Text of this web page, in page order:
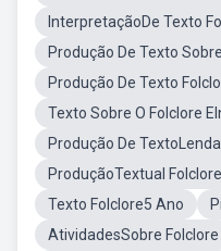
InterpretaçãoDe Texto
Produção De Texto
Produção De Texto
Texto Sobre O Folclore
Produção De
ProduçãoTextual Folclore
Texto Folclore5 Ano
AtividadesSobre Folclore